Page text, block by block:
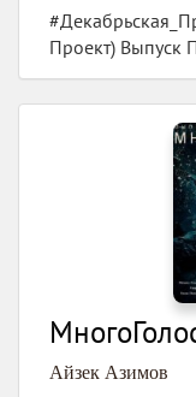
Проект) Выпуск
Айзек Азимов